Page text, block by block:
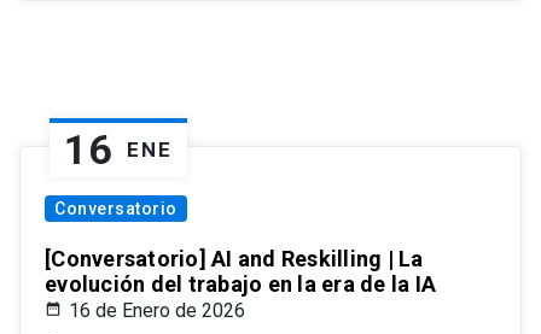
16 ENE
Conversatorio
[Conversatorio] AI and Reskilling | La
evolución del trabajo en la era de la IA
16 de Enero de 2026